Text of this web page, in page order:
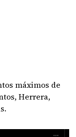
máximos de
Herrera,